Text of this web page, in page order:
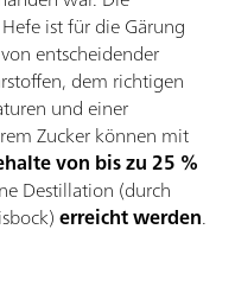
ist für die Gärung
entscheidender
dem richtigen
und einer
Zucker können mit
von bis zu 25 %
Destillation (durch
erreicht werden.